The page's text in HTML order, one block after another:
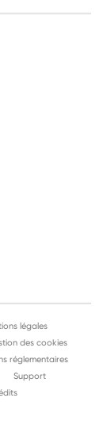
légales
des cookies
réglementaires
Support